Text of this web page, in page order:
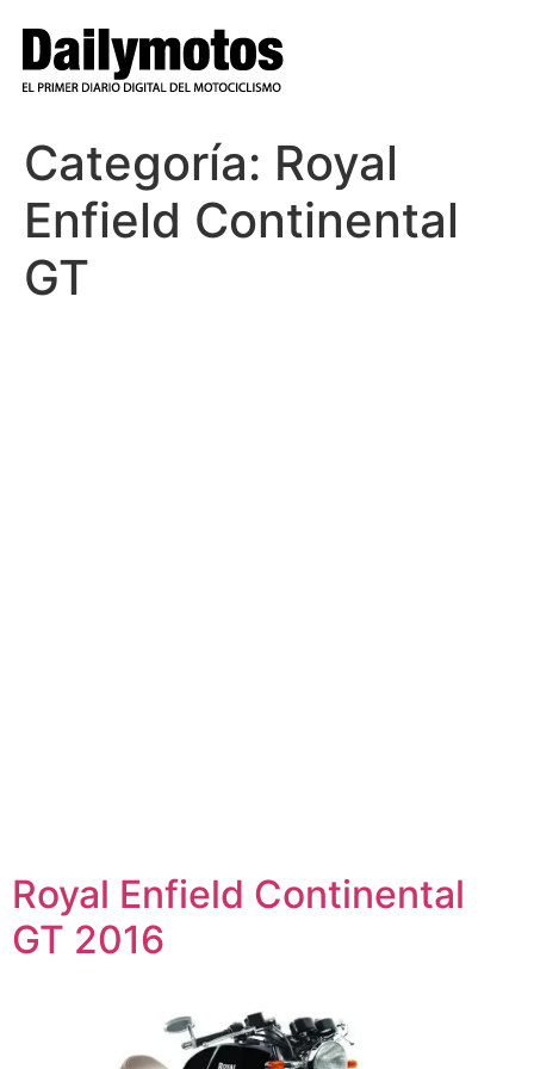
contenido
Categoría: Royal
Enfield Continental
GT
Royal Enfield Continental
GT 2016